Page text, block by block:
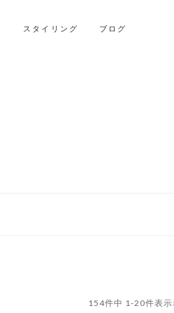
スタイリング ブログ
154件中 1-20件表示